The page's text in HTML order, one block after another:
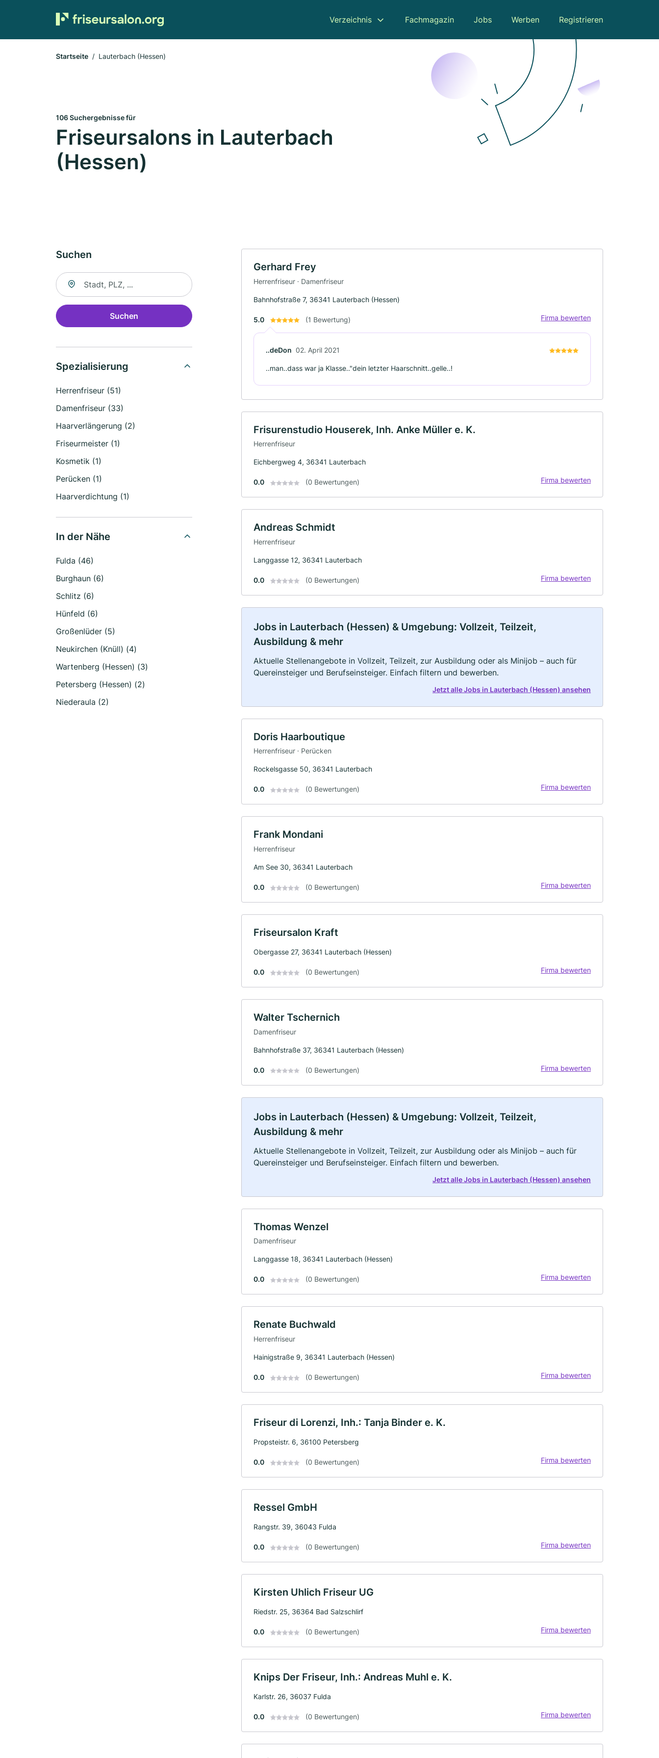
Verzeichnis Fachmagazin Jobs Werben Registrieren
Startseite Lauterbach (Hessen)
106 Suchergebnisse für
Friseursalons in Lauterbach
(Hessen)
Suchen
Suche nach Ort
Suchen
Spezialisierung
Herrenfriseur (51)
Damenfriseur (33)
Haarverlängerung (2)
Friseurmeister (1)
Kosmetik (1)
Perücken (1)
Haarverdichtung (1)
In der Nähe
Fulda (46)
Burghaun (6)
Schlitz (6)
Hünfeld (6)
Großenlüder (5)
Neukirchen (Knüll) (4)
Wartenberg (Hessen) (3)
Petersberg (Hessen) (2)
Niederaula (2)
Gerhard Frey
Herrenfriseur · Damenfriseur
Bahnhofstraße 7, 36341 Lauterbach (Hessen)
5.0 (1 Bewertung) Firma bewerten
..deDon 02. April 2021
..man..dass war ja Klasse.."dein letzter Haarschnitt..gelle..!
Frisurenstudio Houserek, Inh. Anke Müller e. K.
Herrenfriseur
Eichbergweg 4, 36341 Lauterbach
0.0 (0 Bewertungen) Firma bewerten
Andreas Schmidt
Herrenfriseur
Langgasse 12, 36341 Lauterbach
0.0 (0 Bewertungen) Firma bewerten
Jobs in Lauterbach (Hessen) & Umgebung: Vollzeit, Teilzeit,
Ausbildung & mehr
Aktuelle Stellenangebote in Vollzeit, Teilzeit, zur Ausbildung oder als Minijob – auch für
Quereinsteiger und Berufseinsteiger. Einfach filtern und bewerben.
Jetzt alle Jobs in Lauterbach (Hessen) ansehen
Doris Haarboutique
Herrenfriseur · Perücken
Rockelsgasse 50, 36341 Lauterbach
0.0 (0 Bewertungen) Firma bewerten
Frank Mondani
Herrenfriseur
Am See 30, 36341 Lauterbach
0.0 (0 Bewertungen) Firma bewerten
Friseursalon Kraft
Obergasse 27, 36341 Lauterbach (Hessen)
0.0 (0 Bewertungen) Firma bewerten
Walter Tschernich
Damenfriseur
Bahnhofstraße 37, 36341 Lauterbach (Hessen)
0.0 (0 Bewertungen) Firma bewerten
Jobs in Lauterbach (Hessen) & Umgebung: Vollzeit, Teilzeit,
Ausbildung & mehr
Aktuelle Stellenangebote in Vollzeit, Teilzeit, zur Ausbildung oder als Minijob – auch für
Quereinsteiger und Berufseinsteiger. Einfach filtern und bewerben.
Jetzt alle Jobs in Lauterbach (Hessen) ansehen
Thomas Wenzel
Damenfriseur
Langgasse 18, 36341 Lauterbach (Hessen)
0.0 (0 Bewertungen) Firma bewerten
Renate Buchwald
Herrenfriseur
Hainigstraße 9, 36341 Lauterbach (Hessen)
0.0 (0 Bewertungen) Firma bewerten
Friseur di Lorenzi, Inh.: Tanja Binder e. K.
Propsteistr. 6, 36100 Petersberg
0.0 (0 Bewertungen) Firma bewerten
Ressel GmbH
Rangstr. 39, 36043 Fulda
0.0 (0 Bewertungen) Firma bewerten
Kirsten Uhlich Friseur UG
Riedstr. 25, 36364 Bad Salzschlirf
0.0 (0 Bewertungen) Firma bewerten
Knips Der Friseur, Inh.: Andreas Muhl e. K.
Karlstr. 26, 36037 Fulda
0.0 (0 Bewertungen) Firma bewerten